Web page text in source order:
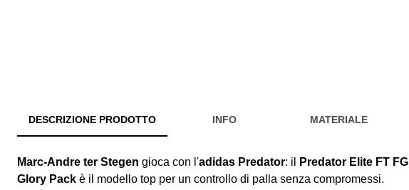
DESCRIZIONE PRODOTTO INFO MATERIALE
Marc-Andre ter Stegen gioca con l'adidas Predator: il Predator Elite FT FG
Glory Pack è il modello top per un controllo di palla senza compromessi.